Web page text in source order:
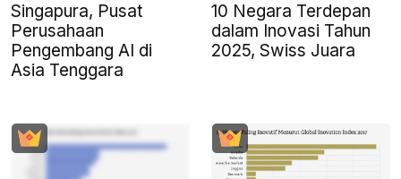
Singapura, Pusat
Perusahaan
Pengembang AI di
Asia Tenggara
10 Negara Terdepan
dalam Inovasi Tahun
2025, Swiss Juara